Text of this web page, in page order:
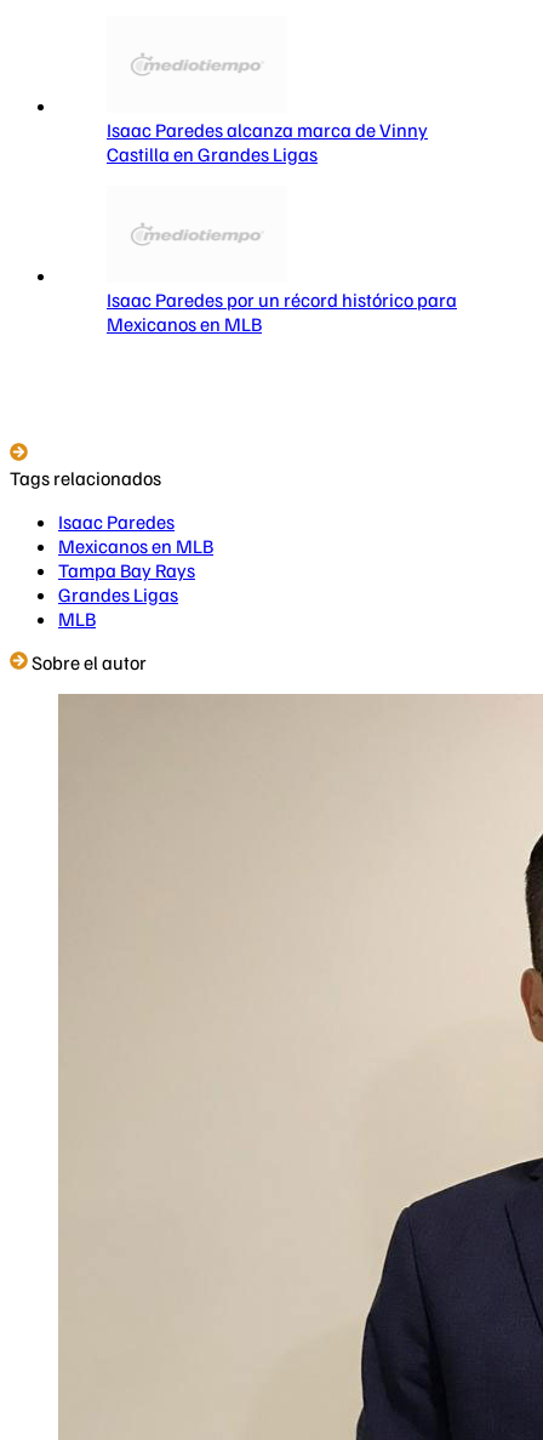
Isaac Paredes alcanza marca de Vinny
Castilla en Grandes Ligas
Isaac Paredes por un récord histórico para
Mexicanos en MLB
Tags relacionados
Isaac Paredes
Mexicanos en MLB
Tampa Bay Rays
Grandes Ligas
MLB
Sobre el autor